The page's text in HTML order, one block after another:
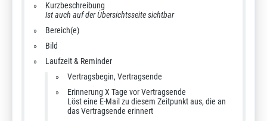
Kurzbeschreibung
Ist auch auf der Übersichtsseite sichtbar
Bereich(e)
Bild
Laufzeit & Reminder
Vertragsbegin, Vertragsende
Erinnerung X Tage vor Vertragsende
Löst eine E-Mail zu diesem Zeitpunkt aus, die an
das Vertragsende erinnert